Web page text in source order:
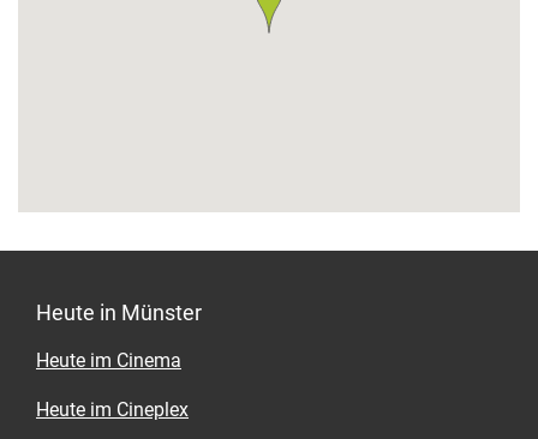
Heute in Münster
Heute im Cinema
Heute im Cineplex